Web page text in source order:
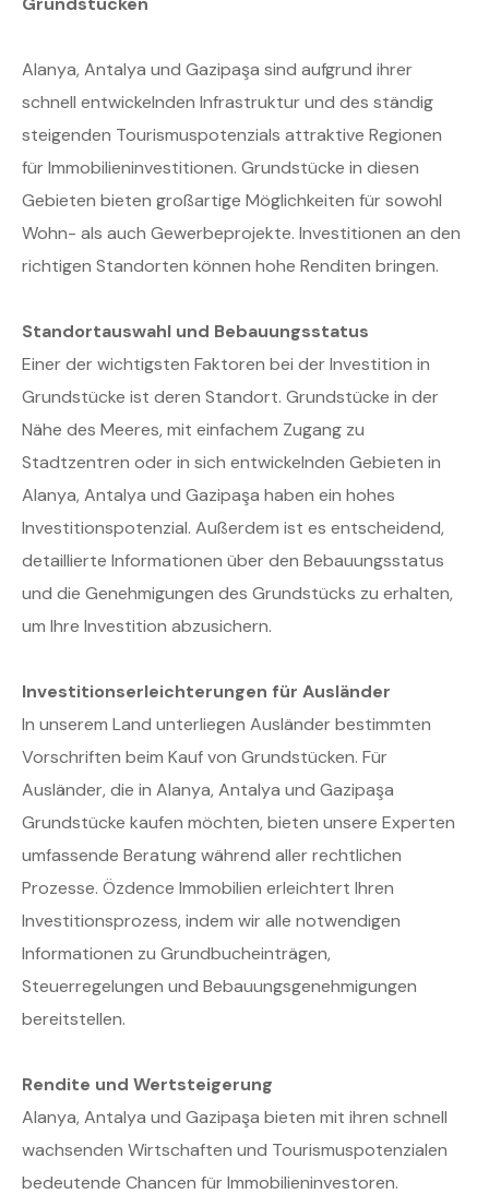
Alanya, Antalya und Gazipaşa sind aufgrund ihrer
schnell entwickelnden Infrastruktur und des ständig
steigenden Tourismuspotenzials attraktive Regionen
für Immobilieninvestitionen. Grundstücke in diesen
Gebieten bieten großartige Möglichkeiten für sowohl
Wohn- als auch Gewerbeprojekte. Investitionen an den
richtigen Standorten können hohe Renditen bringen.
Standortauswahl und Bebauungsstatus
Einer der wichtigsten Faktoren bei der Investition in
Grundstücke ist deren Standort. Grundstücke in der
Nähe des Meeres, mit einfachem Zugang zu
Stadtzentren oder in sich entwickelnden Gebieten in
Alanya, Antalya und Gazipaşa haben ein hohes
Investitionspotenzial. Außerdem ist es entscheidend,
detaillierte Informationen über den Bebauungsstatus
und die Genehmigungen des Grundstücks zu erhalten,
um Ihre Investition abzusichern.
Investitionserleichterungen für Ausländer
In unserem Land unterliegen Ausländer bestimmten
Vorschriften beim Kauf von Grundstücken. Für
Ausländer, die in Alanya, Antalya und Gazipaşa
Grundstücke kaufen möchten, bieten unsere Experten
umfassende Beratung während aller rechtlichen
Prozesse. Özdence Immobilien erleichtert Ihren
Investitionsprozess, indem wir alle notwendigen
Informationen zu Grundbucheinträgen,
Steuerregelungen und Bebauungsgenehmigungen
bereitstellen.
Rendite und Wertsteigerung
Alanya, Antalya und Gazipaşa bieten mit ihren schnell
wachsenden Wirtschaften und Tourismuspotenzialen
bedeutende Chancen für Immobilieninvestoren.